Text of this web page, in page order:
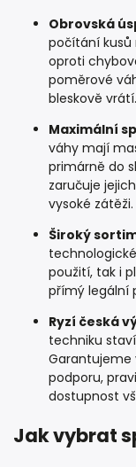
Obrovská
počítání
oproti
poměrové
bleskově vrátí.
Maximální
váhy mají
primárně do
zaručuje
vysoké zátěži.
Široký
použití, tak i
přímý legální
Ryzí česká
techniku
podporu,
dostupnost
Jak vybrat